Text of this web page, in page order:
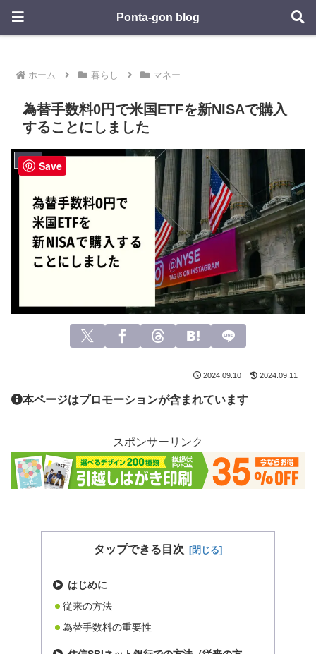
ホーム 暮らし マネー
為替手数料0円で米国ETFを新NISAで購入
することにしました
マネー
2024.09.10 2024.09.11
本ページはプロモーションが含まれています
スポンサーリンク
タップできる目次
はじめに
従来の方法
為替手数料の重要性
Ponta-gon blog
Save